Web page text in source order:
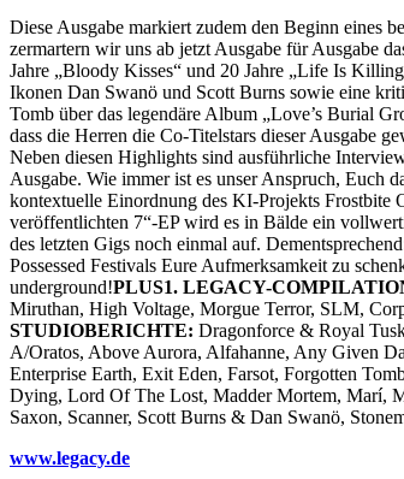
Diese Ausgabe markiert zudem den Beginn eines
zermartern wir uns ab jetzt Ausgabe für Ausgabe
Jahre „Bloody Kisses“ und 20 Jahre „Life Is
Ikonen Dan Swanö und Scott Burns sowie eine
Tomb über das legendäre Album „Love’s Burial
dass die Herren die Co-Titelstars dieser Ausgabe
Neben diesen Highlights sind ausführliche
Ausgabe. Wie immer ist es unser Anspruch, Euch
kontextuelle Einordnung des KI-Projekts Frostbite
veröffentlichten 7“-EP wird es in Bälde ein
des letzten Gigs noch einmal auf.
Possessed Festivals Eure Aufmerksamkeit zu
underground!PLUS1. LEGACY-
Miruthan, High Voltage, Morgue Terror, SLM,
STUDIOBERICHTE: Dragonforce & Royal
A/Oratos, Above Aurora, Alfahanne, Any Given
Enterprise Earth, Exit Eden, Farsot, Forgotten
Dying, Lord Of The Lost, Madder Mortem, Marí,
Saxon, Scanner, Scott Burns & Dan Swanö,
www.legacy.de